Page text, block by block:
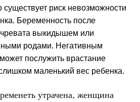
существует риск невозможности
Беременность после
выкидышем или
родами. Негативным
послужить врастание
маленький вес ребенка.
утрачена, женщина